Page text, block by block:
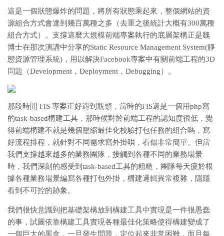
這是一個狀態爆炸的問題，將所有狀態乘起來，整個網站的資
源組合方式會達到幾百萬種之多（去重之後統計大概有300萬種
組合方式）。支撐這麼大規模前端專案執行的底層架構正是魏
博士在那次演講中分享的Static Resource Management System(靜
態資源管理系統)，用以解決Facebook專案中有關前端工程的3D
問題（Development，Deployment，Debugging）。
那段時間 FIS 專案正好遇到瓶頸，當時的FIS還是一個用php寫
的task-based構建工具，那時候對於前端工程的認知度很低，覺
得前端構建不就是幾個壓縮最佳化校驗打包任務的組合嗎，寫
好流程排程，就針對不同需求寫外掛唄，看似非常簡單。但當
我們支撐越來越多的業務團隊，接觸到各種不同的業務場景
時，我們深刻的感受到task-based工具的粗糙，團隊每天疲於根
據各種業務場景編寫各種打包外掛，構建邏輯異常複雜，隱隱
看到不可控的跡象。
我們很快意識到把基礎架構放到構建工具中實現是一件很愚蠢
的事，試圖依靠構建工具實現各種最佳化策略使得構建變成了
一個巨大的黑盒，一旦發生問題，定位起來非常困難，而且每